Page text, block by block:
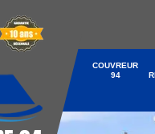
COUVREUR
94